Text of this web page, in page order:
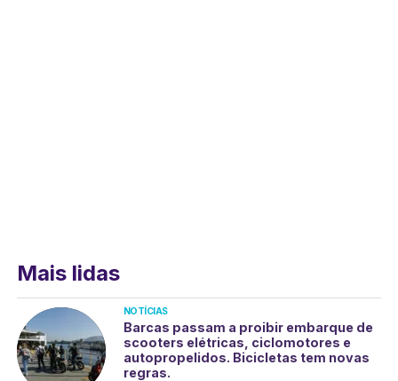
Mais lidas
NOTÍCIAS
Barcas passam a proibir embarque de
scooters elétricas, ciclomotores e
autopropelidos. Bicicletas tem novas
regras.